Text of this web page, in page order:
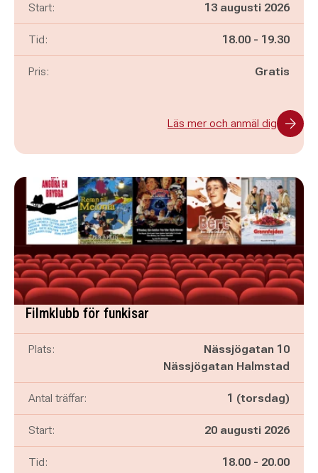
Start: 13 augusti 2026
Tid: Pågår mellan
18.00 - och
19.30
Pris: Gratis
Läs mer och anmäl dig
Filmklubb för funkisar
Plats:
Nässjögatan 10
Nässjögatan Halmstad
Antal träffar: 1 (torsdag)
Start: 20 augusti 2026
Tid: Pågår mellan
18.00 - och
20.00